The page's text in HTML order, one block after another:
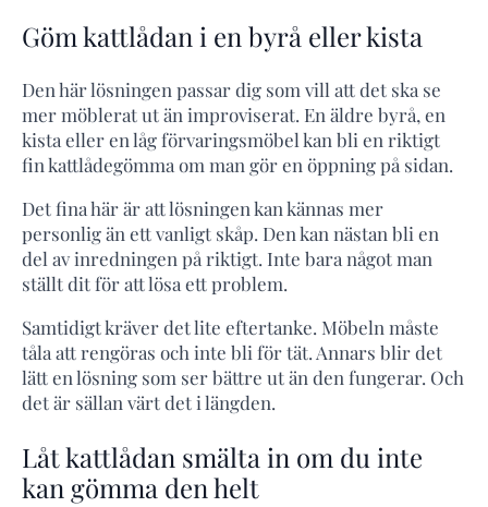
Göm kattlådan i en byrå eller kista
Den här lösningen passar dig som vill att det ska se
mer möblerat ut än improviserat. En äldre byrå, en
kista eller en låg förvaringsmöbel kan bli en riktigt
fin kattlådegömma om man gör en öppning på sidan.
Det fina här är att lösningen kan kännas mer
personlig än ett vanligt skåp. Den kan nästan bli en
del av inredningen på riktigt. Inte bara något man
ställt dit för att lösa ett problem.
Samtidigt kräver det lite eftertanke. Möbeln måste
tåla att rengöras och inte bli för tät. Annars blir det
lätt en lösning som ser bättre ut än den fungerar. Och
det är sällan värt det i längden.
Låt kattlådan smälta in om du inte
kan gömma den helt